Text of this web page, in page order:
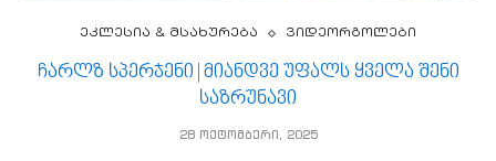
ეკლესია & მსახურება ვიდეორგოლები
ჩარლზ სპერჯენი | მიანდვე უფალს ყველა შენი
საზრუნავი
28 ოქტომბერი, 2025